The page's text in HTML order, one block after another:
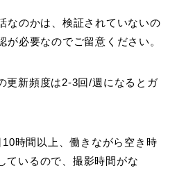
なのかは、検証されていないの
が必要なのでご留意ください。
更新頻度は2-3回/週になるとガ
10時間以上、働きながら空き時
ているので、撮影時間がな